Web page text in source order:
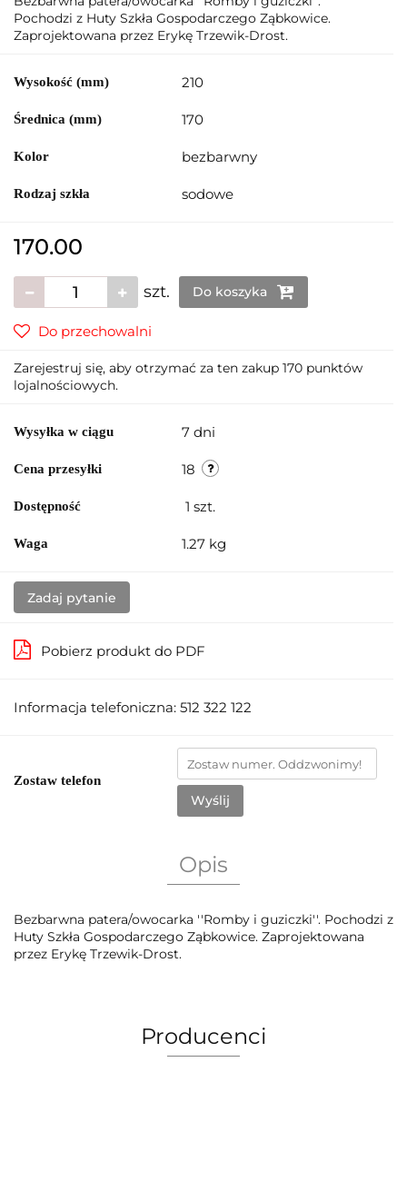
Pochodzi z Huty Szkła Gospodarczego Ząbkowice.
Zaprojektowana przez Erykę Trzewik-Drost.
Wysokość (mm) 210
Średnica (mm) 170
Kolor bezbarwny
Rodzaj szkła sodowe
170.00
szt. Do koszyka
Do przechowalni
Zarejestruj się, aby otrzymać za ten zakup 170 punktów
lojalnościowych.
Wysyłka w ciągu 7 dni
Cena przesyłki 18
Dostępność 1 szt.
Waga 1.27 kg
Zadaj pytanie
Pobierz produkt do PDF
Informacja telefoniczna: 512 322 122
Zostaw telefon
Wyślij
Opis
Bezbarwna patera/owocarka ''Romby i guziczki''. Pochodzi z
Huty Szkła Gospodarczego Ząbkowice. Zaprojektowana
przez Erykę Trzewik-Drost.
Producenci